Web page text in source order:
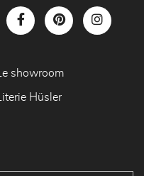
Le showroom
Literie Hüsler